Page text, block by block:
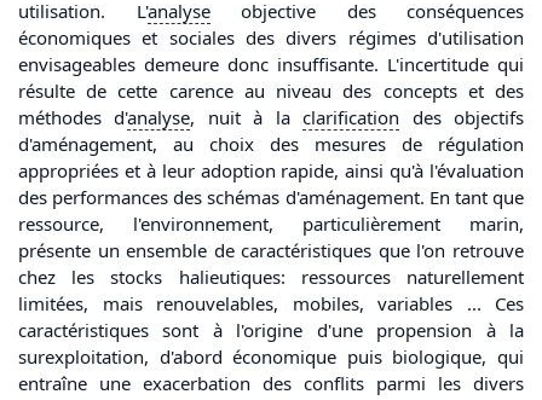
utilisation. L'analyseobjective des conséquences
économiques et sociales des divers régimes d'utilisation
envisageables demeure donc insuffisante. L'incertitude qui
résulte de cette carence au niveau des concepts et des
méthodes d'analyse, nuit à laclarification des objectifs
d'aménagement, au choix des mesures de régulation
appropriées et à leur adoption rapide, ainsi qu'à l'évaluation
des performances des schémas d'aménagement. En tant que
ressource, l'environnement, particulièrement marin,
présente un ensemble de caractéristiques que l'on retrouve
chez les stocks halieutiques: ressources naturellement
limitées, mais renouvelables, mobiles, variables ... Ces
caractéristiques sont à l'origine d'une propension à la
surexploitation, d'abord économique puis biologique, qui
entraîne une exacerbation des conflits parmi les divers